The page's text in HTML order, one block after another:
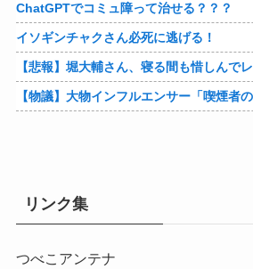
ChatGPTでコミュ障って治せる？？？
イソギンチャクさん必死に逃げる！
リンク集
つべこアンテナ